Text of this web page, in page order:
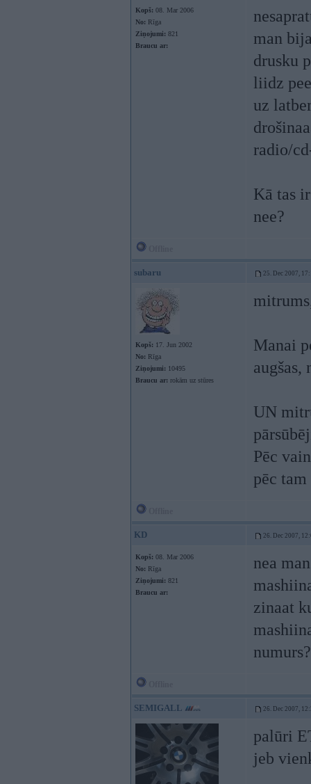
Kopš: 08. Mar 2006
No: Rīga
Ziņojumi: 821
Braucu ar:
man
drusku
liidz
uz
radio/
Kā tas
nee?
subaru 25. Dec 2007,
Kopš: 17. Jun 2002
No: Rīga
Ziņojumi: 10495
Braucu ar: rokām uz stūres
Manai
augšas,
UN
Pēc
pēc
KD 26. Dec 2007,
Kopš: 08. Mar 2006
No: Rīga
Ziņojumi: 821
Braucu ar:
nea
zinaat
numurs?
SEMIGALL 26. Dec 2007,
palūri
jeb